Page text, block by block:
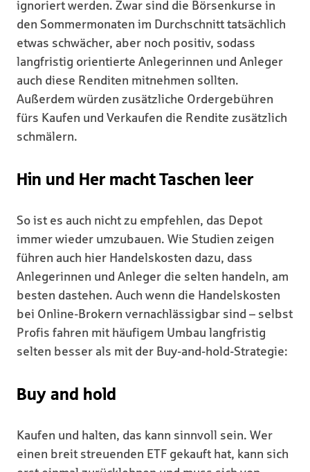
ignoriert werden. Zwar sind die Börsenkurse in
den Sommermonaten im Durchschnitt tatsächlich
etwas schwächer, aber noch positiv, sodass
langfristig orientierte Anlegerinnen und Anleger
auch diese Renditen mitnehmen sollten.
Außerdem würden zusätzliche Ordergebühren
fürs Kaufen und Verkaufen die Rendite zusätzlich
schmälern.
Hin und Her macht Taschen leer
So ist es auch nicht zu empfehlen, das Depot
immer wieder umzubauen. Wie Studien zeigen
führen auch hier Handelskosten dazu, dass
Anlegerinnen und Anleger die selten handeln, am
besten dastehen. Auch wenn die Handelskosten
bei Online-Brokern vernachlässigbar sind – selbst
Profis fahren mit häufigem Umbau langfristig
selten besser als mit der Buy-and-hold-Strategie:
Buy and hold
Kaufen und halten, das kann sinnvoll sein. Wer
einen breit streuenden ETF gekauft hat, kann sich